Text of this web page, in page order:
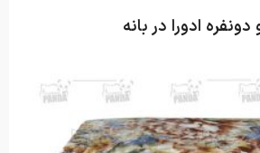
ادورا در بانه